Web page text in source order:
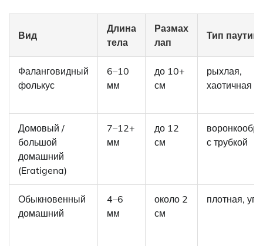
Вид
Длина
тела
Размах
лап
Тип
Фаланговидный
фолькус
6–10
мм
до 10+
см
рыхлая,
хаотичная
Домовый /
большой
домашний
(Eratigena)
7–12+
мм
до 12
см
с трубкой
Обыкновенный
домашний
4–6
мм
около 2
см
плотная,